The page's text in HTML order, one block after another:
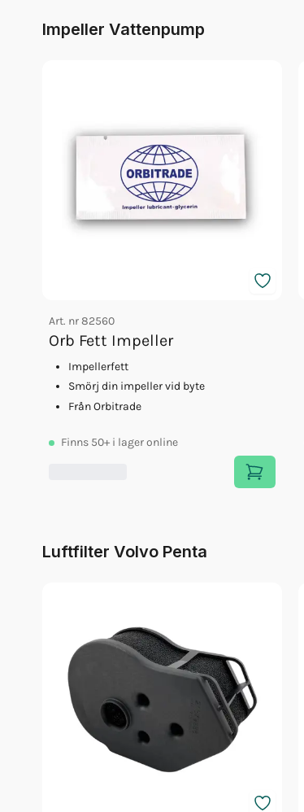
Impeller Vattenpump
Art. nr82560
Orb Fett Impeller
Impellerfett
Smörj din impeller vid byte
Från Orbitrade
Finns 50+ i lager online
Luftfilter Volvo Penta